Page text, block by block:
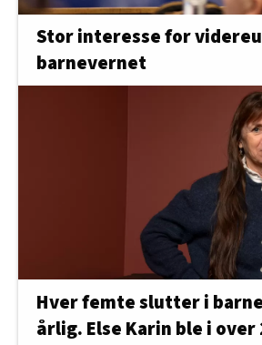
Stor interesse for
barnevernet
Hver femte slutter i
årlig. Else Karin ble i over